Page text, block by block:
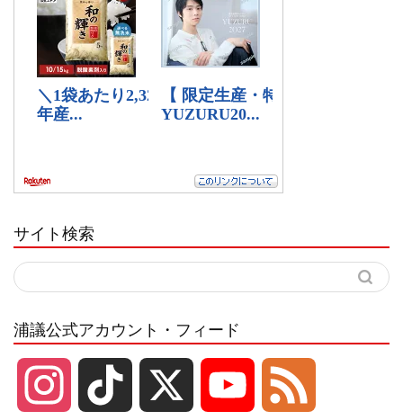
サイト検索
浦議公式アカウント・フィード